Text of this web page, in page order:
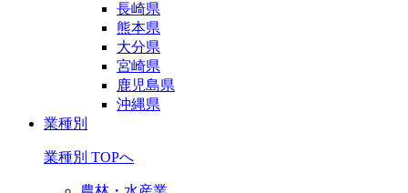
長崎県
熊本県
大分県
宮崎県
鹿児島県
沖縄県
業種別
業種別 TOPへ